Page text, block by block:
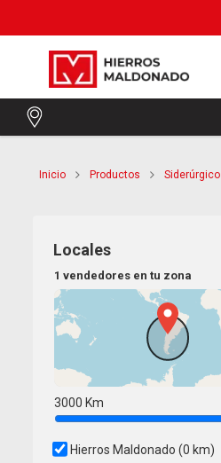
Inicio Productos Siderúrgico
Locales
1 vendedores en tu zona
3000 Km
Hierros Maldonado (0 km)